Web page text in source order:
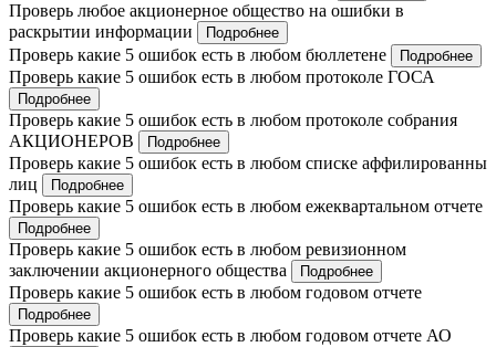
Проверь любое акционерное общество на ошибки в
раскрытии информации
Подробнее
Проверь какие 5 ошибок есть в любом бюллетене Подробнее
Проверь какие 5 ошибок есть в любом протоколе ГОСА
Подробнее
Проверь какие 5 ошибок есть в любом протоколе собрания
АКЦИОНЕРОВ
Подробнее
Проверь какие 5 ошибок есть в любом списке аффилированны
лиц
Подробнее
Проверь какие 5 ошибок есть в любом ежеквартальном отчете
Подробнее
Проверь какие 5 ошибок есть в любом ревизионном
заключении акционерного общества
Подробнее
Проверь какие 5 ошибок есть в любом годовом отчете
Подробнее
Проверь какие 5 ошибок есть в любом годовом отчете АО